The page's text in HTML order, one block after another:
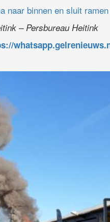
naar binnen en sluit ramen
– Persbureau Heitink